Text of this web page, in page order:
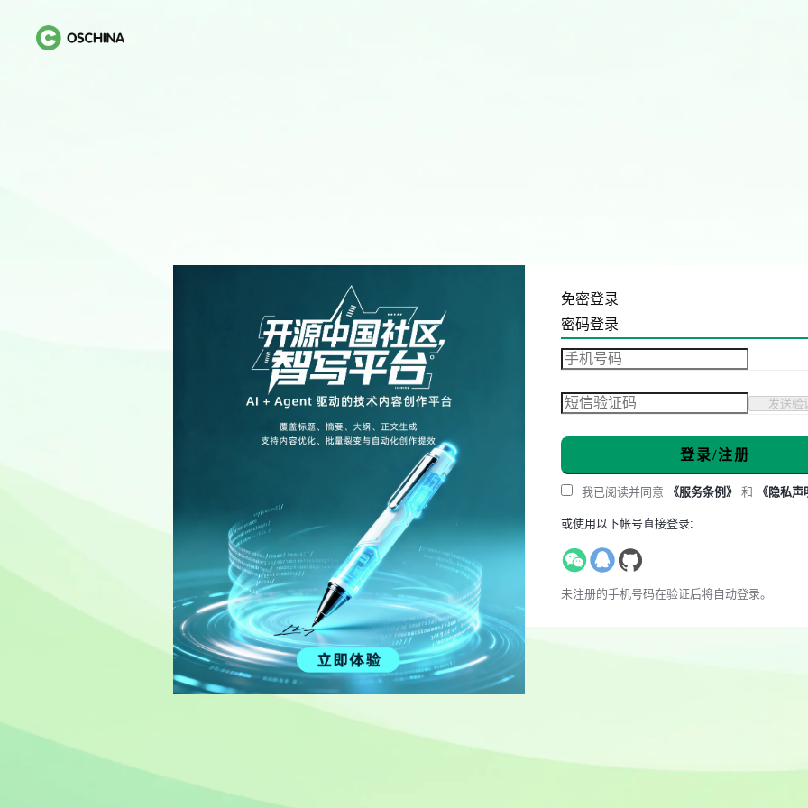
免密登录
密码登录
发送验
登录/注册
我已阅读并同意 《服务条例》 和 《隐私声
或使用以下帐号直接登录:
未注册的手机号码在验证后将自动登录。